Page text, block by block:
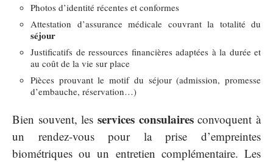
Photos d’identité récentes et conformes
Attestation d’assurance médicale couvrant la totalité du
séjour
Justificatifs de ressources financières adaptées à la durée et
au coût de la vie sur place
Pièces prouvant le motif du séjour (admission, promesse
d’embauche, réservation…)
Bien souvent, les services consulairesconvoquent à
un rendez-vous pour la prise d’empreintes
biométriques ou un entretien complémentaire. Les